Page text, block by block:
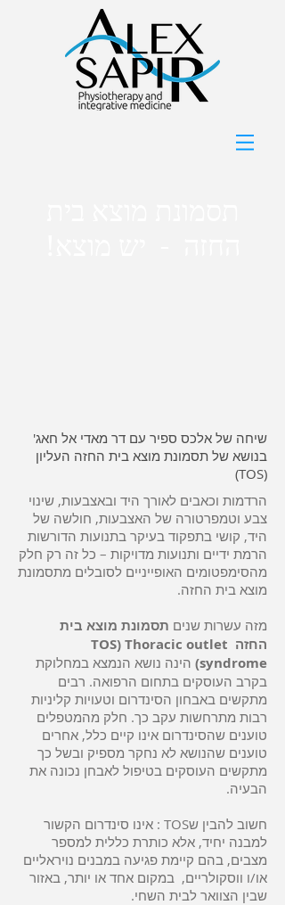
שיחה של אלכס ספיר עם דר מאדי אל חאג'
בנושא של תסמונת מוצא בית החזה העליון
(TOS)
הרדמות וכאבים לאורך היד ובאצבעות, שינוי
צבע וטמפרטורה של האצבעות, חולשה של
היד, קושי בתפקוד בעיקר בתנועות הדורשות
הרמת ידיים ותנועות מדויקות – כל זה רק חלק
מהסימפטומים האופייניים לסובלים מתסמונת
מוצא בית החזה.
מזה עשרות שנים תסמונת מוצא בית
החזה TOS) Thoracic outlet
syndrome) הינה נושא הנמצא במחלוקת
בקרב העוסקים בתחום הרפואה. רבים
מתקשים באבחון הסינדרום וטעויות קליניות
רבות מתרחשות עקב כך. חלק מהמטפלים
טוענים שהסינדרום אינו קיים כלל, אחרים
טוענים שהנושא לא נחקר מספיק ובשל כך
מתקשים העוסקים בטיפול לאבחן נכונה את
הבעיה.
חשוב להבין שTOS : אינו סינדרום הקשור
למבנה יחיד, אלא כותרת כללית למספר
מצבים, בהם קיימת פגיעה במבנים נויראליים
או/ו ווסקולריים, במקום אחד או יותר, באזור
שבין הצוואר לבית השחי.